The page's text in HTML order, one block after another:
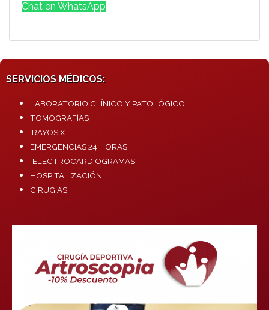
Chat en WhatsApp
SERVICIOS MÉDICOS:
LABORATORIO CLÍNICO Y PATOLÓGICO
TOMOGRAFÍAS
RAYOS X
EMERGENCIAS 24 HORAS
ELECTROCARDIOGRAMAS
HOSPITALIZACIÓN
CIRUGÍAS